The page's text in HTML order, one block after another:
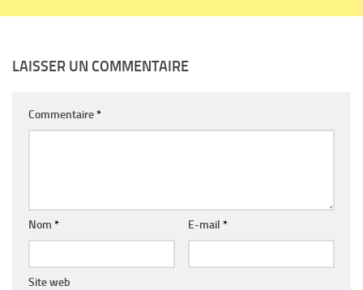
LAISSER UN COMMENTAIRE
Commentaire*
Nom * E-mail *
Site web